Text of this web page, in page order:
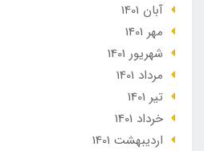
آبان 1401
مهر 1401
شهریور 1401
مرداد 1401
تير 1401
خرداد 1401
ارديبهشت 1401